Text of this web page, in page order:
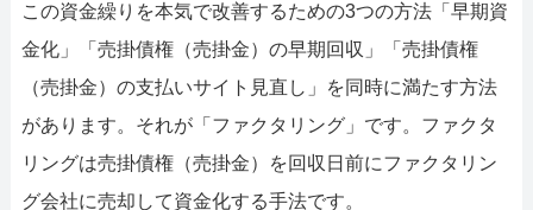
この資金繰りを本気で改善するための3つの方法「早期資
金化」「売掛債権（売掛金）の早期回収」「売掛債権
（売掛金）の支払いサイト見直し」を同時に満たす方法
があります。それが「ファクタリング」です。ファクタ
リングは売掛債権（売掛金）を回収日前にファクタリン
グ会社に売却して資金化する手法です。